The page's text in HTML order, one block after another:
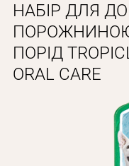
НАБІР ДЛЯ
ПОРІД
ORAL CARE